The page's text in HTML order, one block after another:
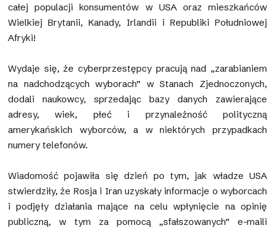
całej populacji konsumentów w USA oraz mieszkańców
Wielkiej Brytanii, Kanady, Irlandii i Republiki Południowej
Afryki!
Wydaje się, że cyberprzestępcy pracują nad „zarabianiem
na nadchodzących wyborach” w Stanach Zjednoczonych,
dodali naukowcy, sprzedając bazy danych zawierające
adresy, wiek, płeć i przynależność polityczną
amerykańskich wyborców, a w niektórych przypadkach
numery telefonów.
Wiadomość pojawiła się dzień po tym, jak władze USA
stwierdziły, że Rosja i Iran uzyskały informacje o wyborcach
i podjęły działania mające na celu wpłynięcie na opinię
publiczną, w tym za pomocą „sfałszowanych” e-maili